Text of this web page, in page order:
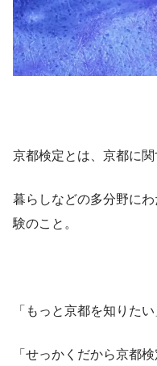
京都検定とは、京都に関
暮らしなどの多分野に
験のこと。
「もっと京都を知りたい
「せっかくだから京都